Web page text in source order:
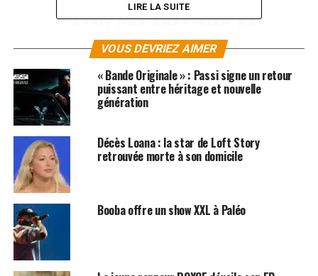
« C’était une opération de
débusquage. Depuis des
années Booba s’invente des
vies. Il se fait passer pour
le porte-drapeau de la
banlieue, alors qu’il n’est
qu’une caricature des
cités »
En froid avec Booba depuis 2016,
déclare en avoir plus que marre de subir les affronts du
rappeur sur les réseaux sociaux. «
LIRE LA SUITE
VOUS DEVRIEZ AIMER
« Bande Originale » : Passi signe un retour
puissant entre héritage et nouvelle
génération
Décès Loana : la star de Loft Story
retrouvée morte à son domicile
Booba offre un show XXL à Paléo